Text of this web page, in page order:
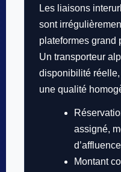
Les liaisons
sont
plateformes grand
Un transporteur
disponibilité
une qualité
assigné,
d’affluence
Montant